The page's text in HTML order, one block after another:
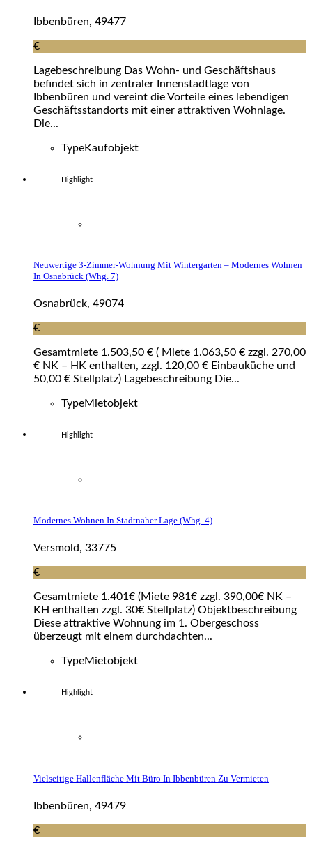
Ibbenbüren, 49477
€
Lagebeschreibung Das Wohn- und Geschäftshaus
befindet sich in zentraler Innenstadtlage von
Ibbenbüren und vereint die Vorteile eines lebendigen
Geschäftsstandorts mit einer attraktiven Wohnlage.
Die...
TypeKaufobjekt
Highlight
Neuwertige 3-Zimmer-Wohnung Mit Wintergarten – Modernes Wohnen
In Osnabrück (whg. 7)
Osnabrück, 49074
€
Gesamtmiete 1.503,50 € ( Miete 1.063,50 € zzgl. 270,00
€ NK – HK enthalten, zzgl. 120,00 € Einbauküche und
50,00 € Stellplatz) Lagebeschreibung Die...
TypeMietobjekt
Highlight
Modernes Wohnen In Stadtnaher Lage (whg. 4)
Versmold, 33775
€
Gesamtmiete 1.401€ (Miete 981€ zzgl. 390,00€ NK –
KH enthalten zzgl. 30€ Stellplatz) Objektbeschreibung
Diese attraktive Wohnung im 1. Obergeschoss
überzeugt mit einem durchdachten...
TypeMietobjekt
Highlight
Vielseitige Hallenfläche Mit Büro In Ibbenbüren Zu Vermieten
Ibbenbüren, 49479
€